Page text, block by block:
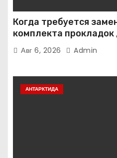
Когда требуется
комплекта прокладок
Авг 6, 2026 Admin
АНТАРКТИДА